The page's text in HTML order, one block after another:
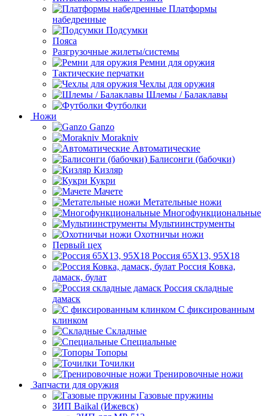
Платформы
набедренные
Подсумки
Пояса
Разгрузочные жилеты/системы
Ремни для оружия
Тактические перчатки
Чехлы для оружия
Шлемы / Балаклавы
Футболки
Ножи
Ganzo
Morakniv
Автоматические
Балисонги (бабочки)
Кизляр
Кукри
Мачете
Метательные ножи
Многофункциональные
Мультиинструменты
Охотничьи ножи
Первый цех
Россия 65Х13, 95Х18
Россия Ковка,
дамаск, булат
Россия складные
дамаск
С фиксированным
клинком
Складные
Специальные
Топоры
Точилки
Тренировочные ножи
Запчасти для оружия
Газовые пружины
ЗИП Baikal (Ижевск)